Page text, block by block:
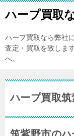
ハープ買取
ハープ買取なら弊社
査定・買取を致しま
へ。
ハープ買取筑